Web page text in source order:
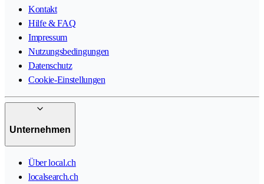
Kontakt
Hilfe & FAQ
Impressum
Nutzungsbedingungen
Datenschutz
Cookie-Einstellungen
Unternehmen
Über local.ch
localsearch.ch